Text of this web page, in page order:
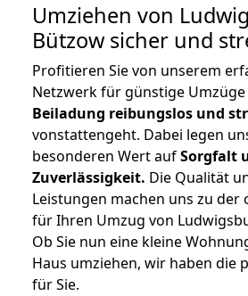
Umziehen von
Bützow sicher und
Profitieren Sie von unserem
Netzwerk für günstige
Beiladung reibungslos und
vonstattengeht. Dabei legen
besonderen Wert aufSorgfalt
Zuverlässigkeit. Die Qualität
Leistungen machen uns zu der
für Ihren Umzug von
Ob Sie nun eine kleine
Haus umziehen, wir haben die
für Sie.